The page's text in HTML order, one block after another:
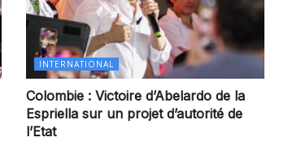
INTERNATIONAL
Colombie : Victoire d’Abelardo de la
Espriella sur un projet d’autorité de
l’Etat